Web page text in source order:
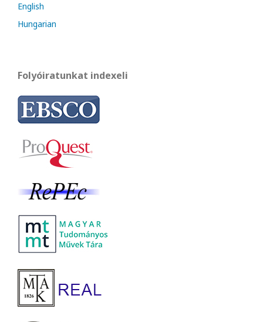
English
Hungarian
Folyóiratunkat indexeli